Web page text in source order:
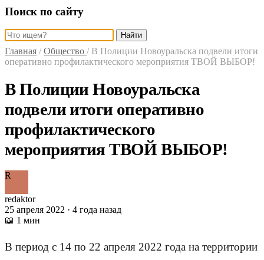
Поиск по сайту
Найти
Главная / Общество / В Полиции Новоуральска подвели итоги
оперативно профилактического мероприятия ТВОЙ ВЫБОР!
В Полиции Новоуральска
подвели итоги оперативно
профилактического
мероприятия ТВОЙ ВЫБОР!
R
redaktor
25 апреля 2022 · 4 года назад
📖 1 мин
В период с 14 по 22 апреля 2022 года на территории